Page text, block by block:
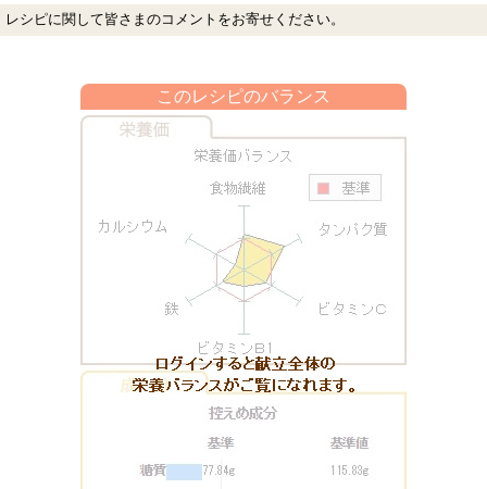
レシピに関して皆さまのコメントをお寄せください。
このレシピのバランス